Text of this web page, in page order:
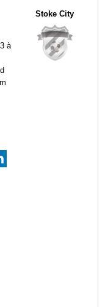
à
Stoke City